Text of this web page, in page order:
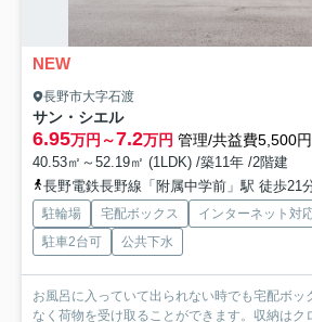
NEW
長野市大字石渡
サン・シエル
6.95万円～7.2万円 管理/共益費5,500円
40.53㎡～52.19㎡ (1LDK) /築11年 /2階建
長野電鉄長野線「附属中学前」駅 徒歩21
駐輪場 宅配ボックス インターネット対
駐車2台可
公共下水
お風呂に入っていて出られない時でも宅配ボッ
なく荷物を受け取ることができます。収納はク